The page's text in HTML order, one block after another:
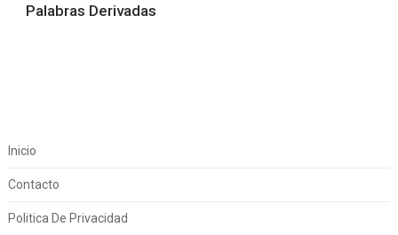
Palabras Derivadas
Inicio
Contacto
Politica De Privacidad